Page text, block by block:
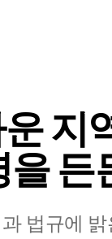
지
을 든
법규에